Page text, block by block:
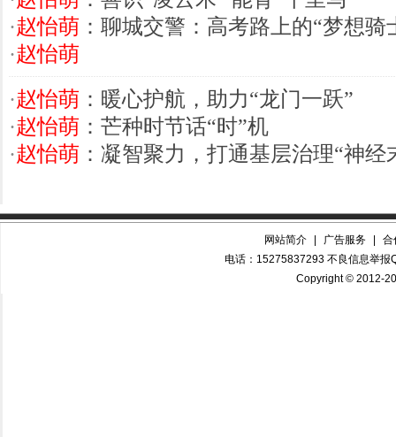
·赵怡萌 ：聊城交警：高考路上的“梦想骑
·赵怡萌
·赵怡萌 ：暖心护航，助力“龙门一跃”
·赵怡萌 ：芒种时节话“时”机
·赵怡萌 ：凝智聚力，打通基层治理“神经
网站简介 广告服务
合
电话：15275837293 不良信息举
Copyright © 2012-